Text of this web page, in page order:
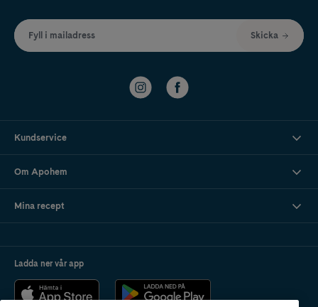
Fyll i mailadress Skicka
Kundservice
Om Apohem
Mina recept
Ladda ner vår app